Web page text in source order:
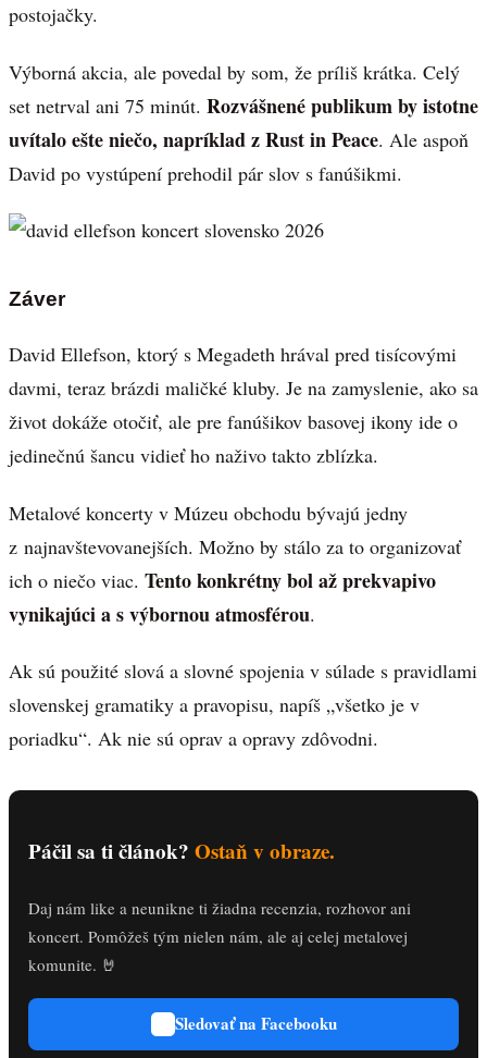
postojačky.
Výborná akcia, ale povedal by som, že príliš krátka. Celý
set netrval ani 75 minút. Rozvášnené publikum by istotne
uvítalo ešte niečo, napríklad z Rust in Peace. Ale aspoň
David po vystúpení prehodil pár slov s fanúšikmi.
Záver
David Ellefson, ktorý s Megadeth hrával pred tisícovými
davmi, teraz brázdi maličké kluby. Je na zamyslenie, ako sa
život dokáže otočiť, ale pre fanúšikov basovej ikony ide o
jedinečnú šancu vidieť ho naživo takto zblízka.
Metalové koncerty v Múzeu obchodu bývajú jedny
z najnavštevovanejších. Možno by stálo za to organizovať
ich o niečo viac. Tento konkrétny bol až prekvapivo
vynikajúci a s výbornou atmosférou.
Ak sú použité slová a slovné spojenia v súlade s pravidlami
slovenskej gramatiky a pravopisu, napíš „všetko je v
poriadku“. Ak nie sú oprav a opravy zdôvodni.
Páčil sa ti článok? Ostaň v obraze.
Daj nám like a neunikne ti žiadna recenzia, rozhovor ani
koncert. Pomôžeš tým nielen nám, ale aj celej metalovej
komunite. 🤘
Sledovať na Facebooku